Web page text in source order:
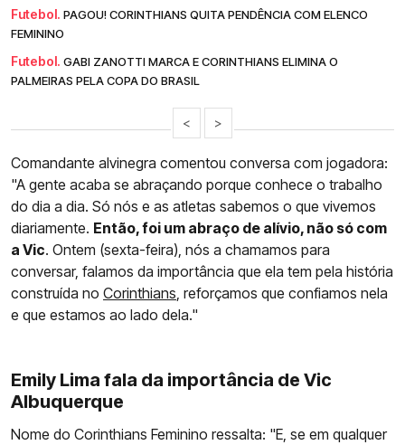
Futebol. PAGOU! CORINTHIANS QUITA PENDÊNCIA COM ELENCO
FEMININO
Futebol. GABI ZANOTTI MARCA E CORINTHIANS ELIMINA O
PALMEIRAS PELA COPA DO BRASIL
< >
Comandante alvinegra comentou conversa com jogadora:
"A gente acaba se abraçando porque conhece o trabalho
do dia a dia. Só nós e as atletas sabemos o que vivemos
diariamente. Então, foi um abraço de alívio, não só com
a Vic. Ontem (sexta-feira), nós a chamamos para
conversar, falamos da importância que ela tem pela história
construída no Corinthians, reforçamos que confiamos nela
e que estamos ao lado dela."
Emily Lima fala da importância de Vic
Albuquerque
Nome do Corinthians Feminino ressalta: "E, se em qualquer